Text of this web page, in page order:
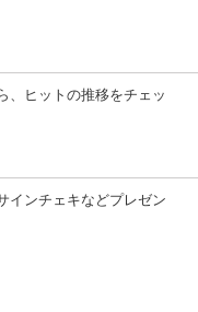
、ヒットの推移をチェッ
インチェキなどプレゼン